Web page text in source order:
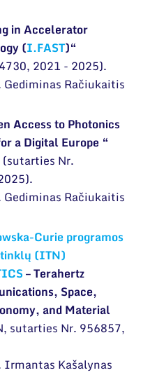
in Accelerator
(I.FAST)“
2021 - 2025).
Gediminas Račiukaitis
Access to Photonics
a Digital Europe “
(sutarties Nr.
Gediminas Račiukaitis
Curie programos
(ITN)
– Terahertz
Space,
and Material
sutarties Nr. 956857,
Irmantas Kašalynas